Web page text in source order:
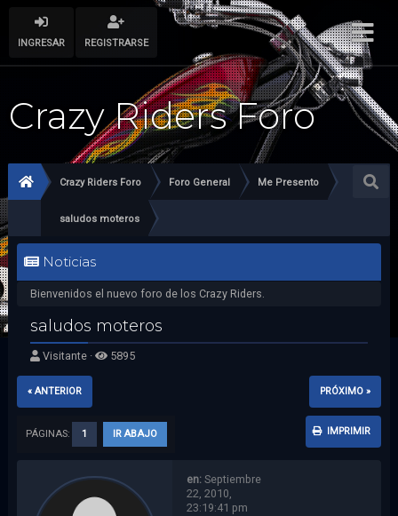
INGRESAR REGISTRARSE
Crazy Riders Foro
Crazy Riders Foro Foro General Me Presento
saludos moteros
Noticias
Bienvenidos el nuevo foro de los Crazy Riders.
saludos moteros
Visitante · 5895
« ANTERIOR PRÓXIMO »
IMPRIMIR
PÁGINAS: 1 IR ABAJO
en:Septiembre
22, 2010,
23:19:41 pm